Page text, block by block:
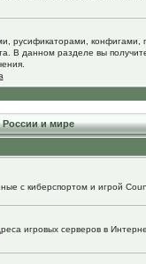
русификаторами, конфигами,
В данном разделе вы
России и мире
с киберспортом и игрой
игровых серверов в